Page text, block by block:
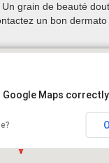
grain de beauté
un bon
Google Maps